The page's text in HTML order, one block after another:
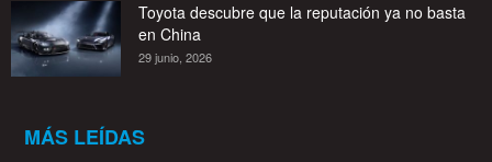
Toyota descubre que la reputación ya no basta
en China
29 junio, 2026
MÁS LEÍDAS